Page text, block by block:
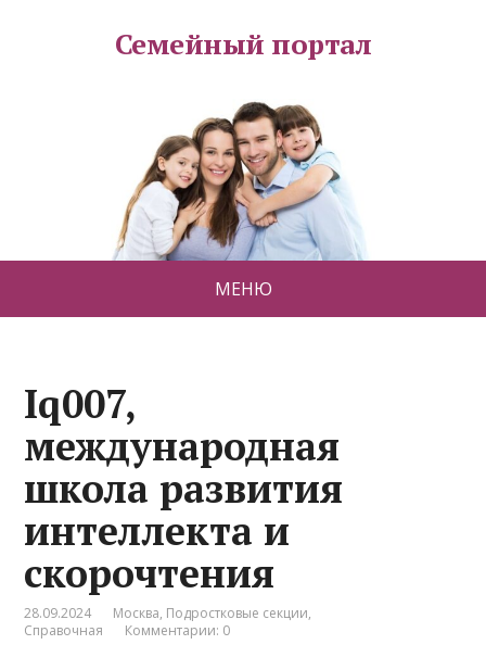
Семейный портал
МЕНЮ
Iq007,
международная
школа развития
интеллекта и
скорочтения
28.09.2024 Москва, Подростковые секции,
Справочная
Комментарии: 0